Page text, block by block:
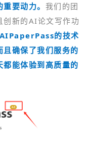
要动力。 我们的团
创新的AI论文写作功
AIPaperPass的技术
确保了我们服务的
能体验到高质量的